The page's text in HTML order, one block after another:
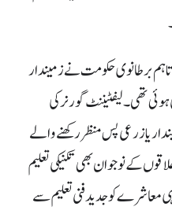
تاہم برطانوی حکومت نے زمیندار
تھی۔ لیفٹیننٹ گورنر کی
زمیندار یا زرعی پس منظر رکھنے والے
کے نوجوان بھی تکنیکی تعلیم
معاشرے کو جدید فنی تعلیم سے